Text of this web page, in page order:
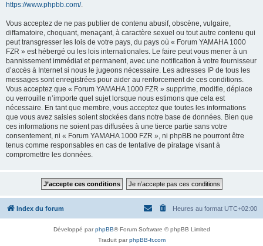
https://www.phpbb.com/.
Vous acceptez de ne pas publier de contenu abusif, obscène, vulgaire,
diffamatoire, choquant, menaçant, à caractère sexuel ou tout autre contenu qui
peut transgresser les lois de votre pays, du pays où « Forum YAMAHA 1000
FZR » est hébergé ou les lois internationales. Le faire peut vous mener à un
bannissement immédiat et permanent, avec une notification à votre fournisseur
d’accès à Internet si nous le jugeons nécessaire. Les adresses IP de tous les
messages sont enregistrées pour aider au renforcement de ces conditions.
Vous acceptez que « Forum YAMAHA 1000 FZR » supprime, modifie, déplace
ou verrouille n’importe quel sujet lorsque nous estimons que cela est
nécessaire. En tant que membre, vous acceptez que toutes les informations
que vous avez saisies soient stockées dans notre base de données. Bien que
ces informations ne soient pas diffusées à une tierce partie sans votre
consentement, ni « Forum YAMAHA 1000 FZR », ni phpBB ne pourront être
tenus comme responsables en cas de tentative de piratage visant à
compromettre les données.
Index du forum Heures au format UTC+02:00
Développé parphpBB® Forum Software © phpBB Limited
Traduit parphpBB-fr.com